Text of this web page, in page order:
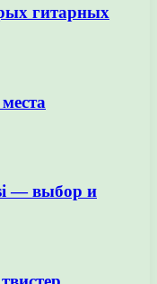
гитарных
— выбор и